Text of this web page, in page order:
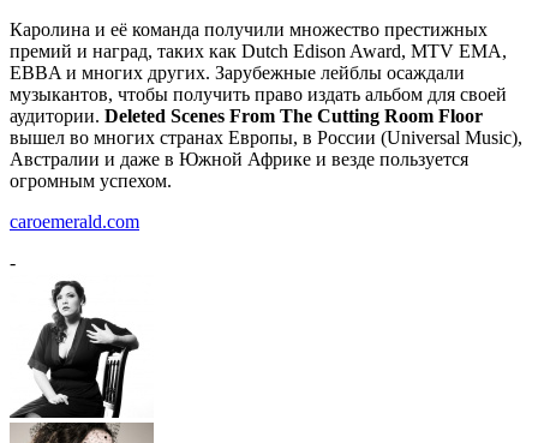
Каролина и её команда получили множество престижных
премий и наград, таких как Dutch Edison Award, MTV EMA,
EBBA и многих других. Зарубежные лейблы осаждали
музыкантов, чтобы получить право издать альбом для своей
аудитории. Deleted Scenes From The Cutting Room Floor
вышел во многих странах Европы, в России (Universal Music),
Австралии и даже в Южной Африке и везде пользуется
огромным успехом.
caroemerald.com
-